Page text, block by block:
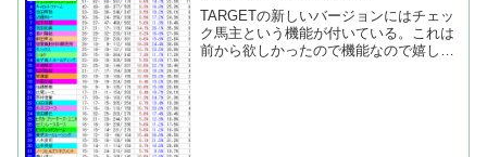
TARGETの新しいバージョンにはチェッ
ク馬主という機能が付いている。これは
前から欲しかったので機能なので嬉しか